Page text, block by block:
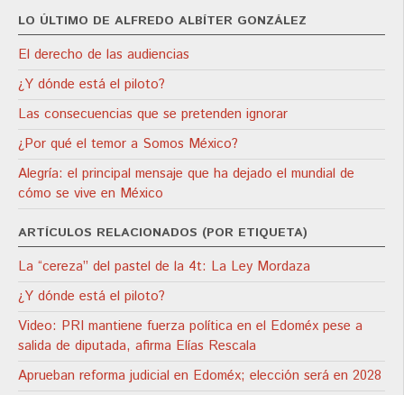
LO ÚLTIMO DE ALFREDO ALBÍTER GONZÁLEZ
El derecho de las audiencias
¿Y dónde está el piloto?
Las consecuencias que se pretenden ignorar
¿Por qué el temor a Somos México?
Alegría: el principal mensaje que ha dejado el mundial de
cómo se vive en México
ARTÍCULOS RELACIONADOS (POR ETIQUETA)
La “cereza” del pastel de la 4t: La Ley Mordaza
¿Y dónde está el piloto?
Video: PRI mantiene fuerza política en el Edoméx pese a
salida de diputada, afirma Elías Rescala
Aprueban reforma judicial en Edoméx; elección será en 2028